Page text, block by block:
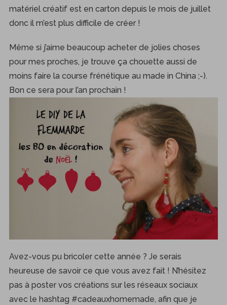
matériel créatif est en carton depuis le mois de juillet
donc il m’est plus difficile de créer !
Même si j’aime beaucoup acheter de jolies choses
pour mes proches, je trouve ça chouette aussi de
moins faire la course frénétique au made in China ;-).
Bon ce sera pour l’an prochain !
Avez-vous pu bricoler cette année ? Je serais
heureuse de savoir ce que vous avez fait ! N’hésitez
pas à poster vos créations sur les réseaux sociaux
avec le hashtag #cadeauxhomemade, afin que je